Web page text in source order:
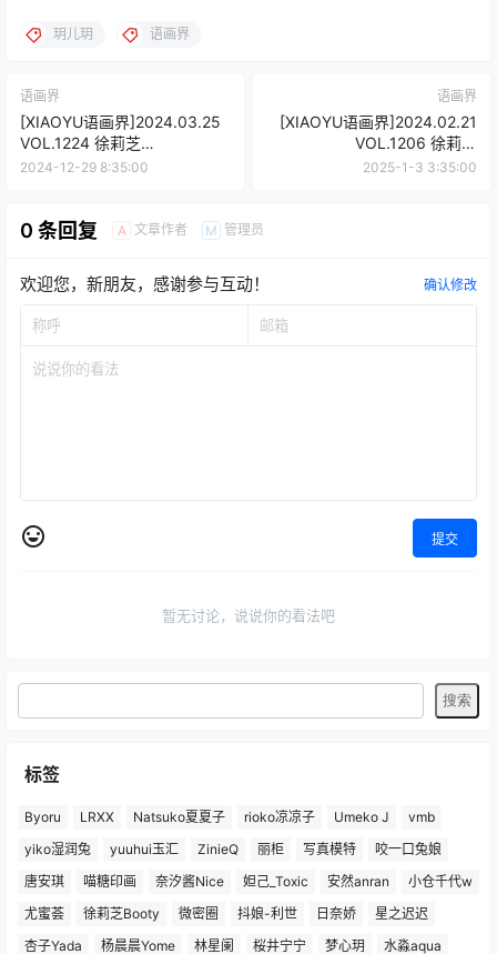
玥儿玥 语画界
语画界
[XIAOYU语画界]2024.03.25
VOL.1224 徐莉芝
Booty[87+1P/650MB]
2024-12-29 8:35:00
语画界
[XIAOYU语画界]2024.02.21
VOL.1206 徐莉芝
Booty[81+1P/641MB]
2025-1-3 3:35:00
0 条回复 A 文章作者 M 管理员
欢迎您，新朋友，感谢参与互动！ 确认修改
提交
暂无讨论，说说你的看法吧
标签
Byoru LRXX Natsuko夏夏子 rioko凉凉子 Umeko J
vmb
yiko湿润兔
yuuhui玉汇 ZinieQ 丽柜 写真模特
咬一口兔娘
唐安琪
喵糖印画 奈汐酱Nice 妲己_Toxic 安然anran
小仓千代w
尤蜜荟
徐莉芝Booty 微密圈 抖娘-利世 日奈娇
星之迟迟
杏子Yada
杨晨晨Yome 林星阑 桜井宁宁 梦心玥 水淼aqua